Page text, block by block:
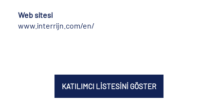
Web sitesi
www.interrijn.com/en/
KATILIMCI LİSTESİNİ GÖSTER